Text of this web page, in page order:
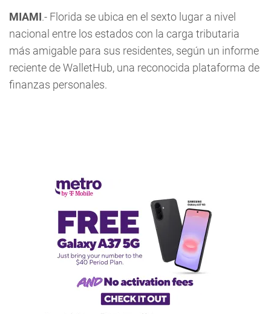
MIAMI.- Florida se ubica en el sexto lugar a nivel
nacional entre los estados con la carga tributaria
más amigable para sus residentes, según un informe
reciente de WalletHub, una reconocida plataforma de
finanzas personales.